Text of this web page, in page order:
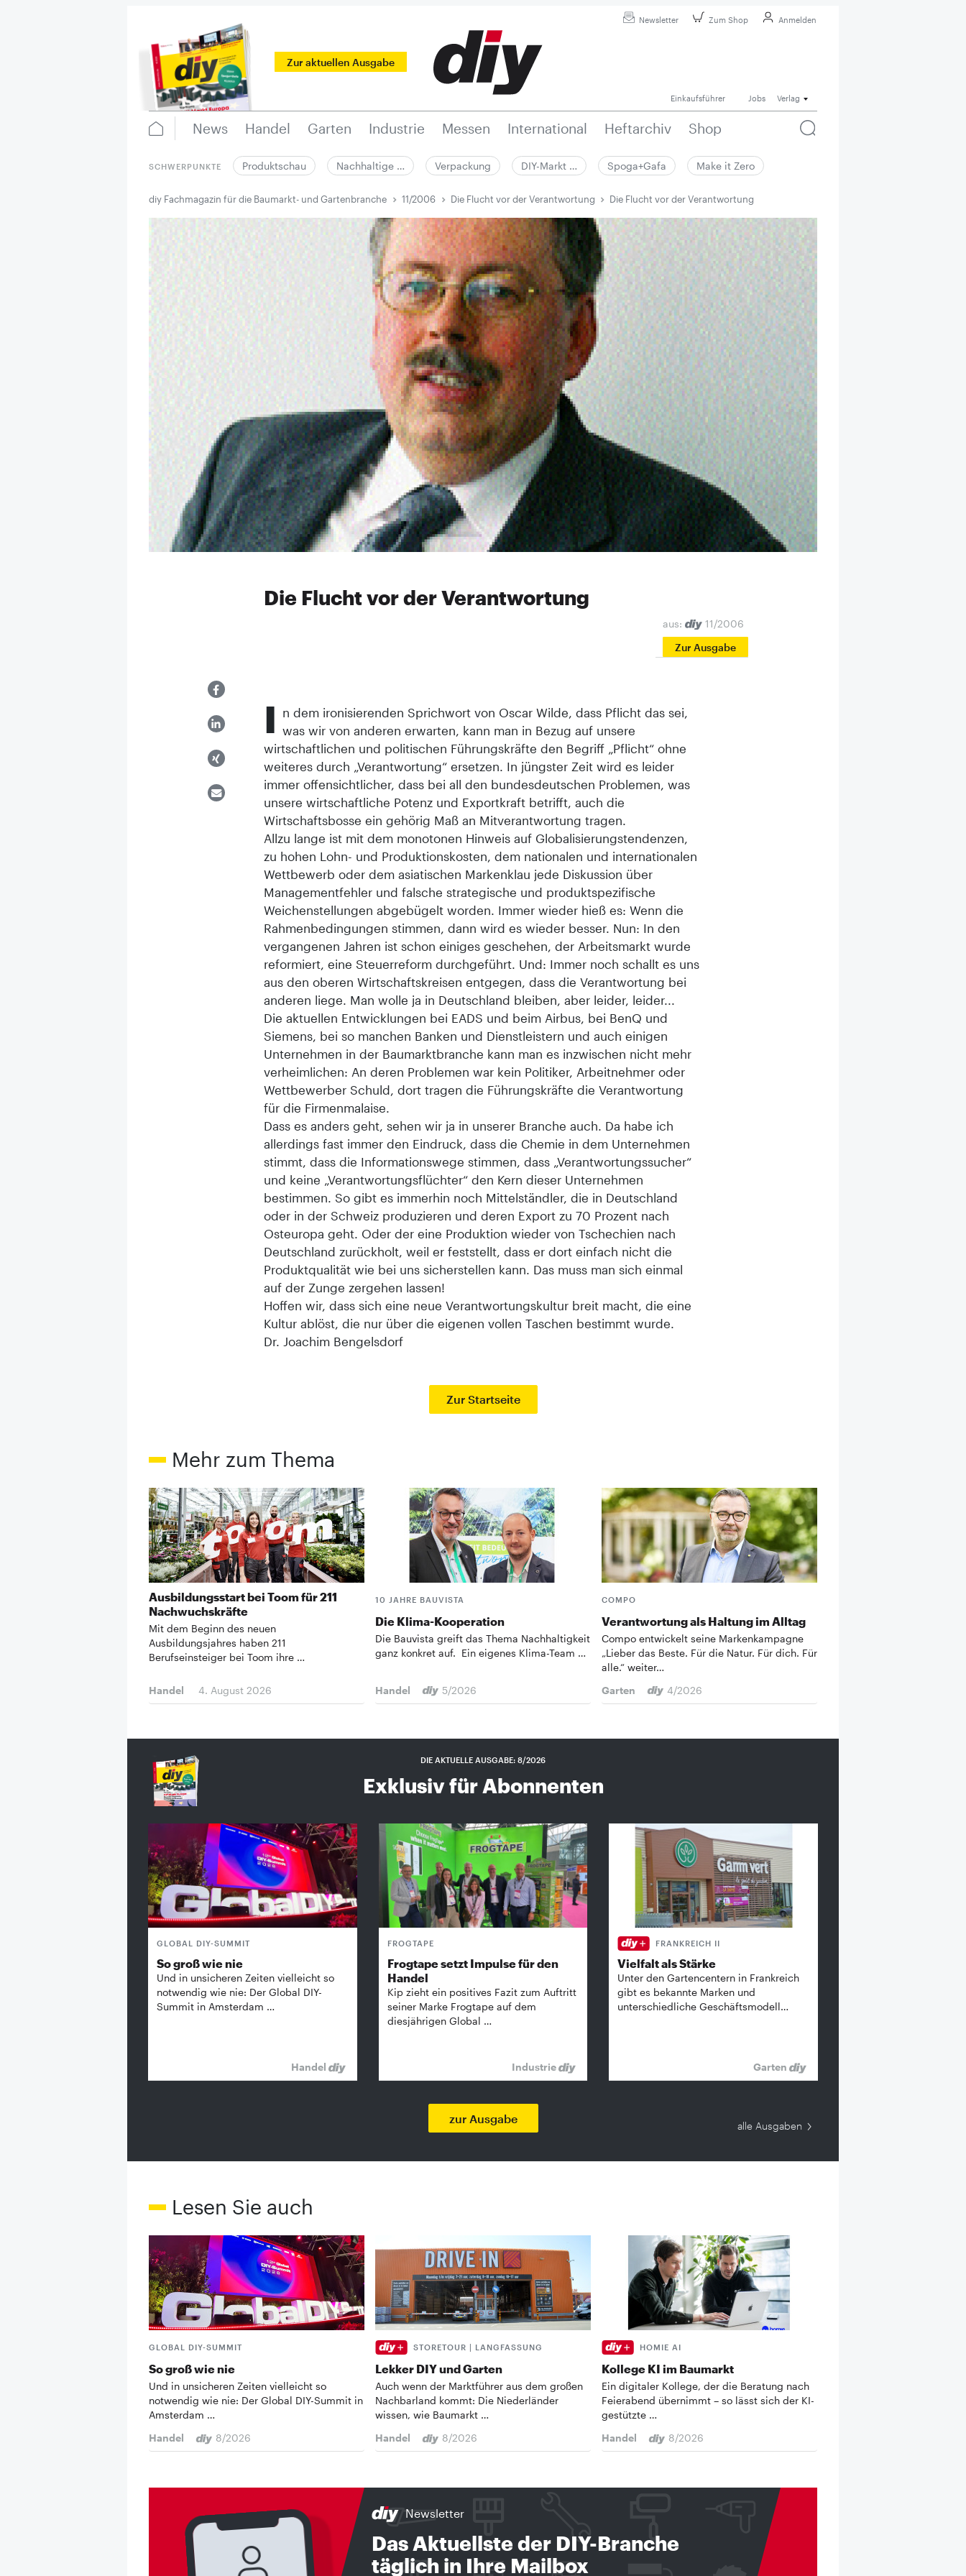
Newsletter Zum Shop Anmelden
Zur aktuellen Ausgabe
Einkaufsführer Jobs Verlag
News Handel Garten Industrie Messen International Heftarchiv Shop
SCHWERPUNKTE Produktschau Nachhaltige … Verpackung DIY-Markt … Spoga+Gafa Make it Zero
diy Fachmagazin für die Baumarkt- und Gartenbranche 11/2006 Die Flucht vor der Verantwortung Die Flucht vor der Verantwortung
Die Flucht vor der Verantwortung
aus:
11/2006
Zur Ausgabe
I n dem ironisierenden Sprichwort von Oscar Wilde, dass Pflicht das sei,
was wir von anderen erwarten, kann man in Bezug auf unsere
wirtschaftlichen und politischen Führungskräfte den Begriff „Pflicht“ ohne
weiteres durch „Verantwortung“ ersetzen. In jüngster Zeit wird es leider
immer offensichtlicher, dass bei all den bundesdeutschen Problemen, was
unsere wirtschaftliche Potenz und Exportkraft betrifft, auch die
Wirtschaftsbosse ein gehörig Maß an Mitverantwortung tragen.
Allzu lange ist mit dem monotonen Hinweis auf Globalisierungstendenzen,
zu hohen Lohn- und Produktionskosten, dem nationalen und internationalen
Wettbewerb oder dem asiatischen Markenklau jede Diskussion über
Managementfehler und falsche strategische und produktspezifische
Weichenstellungen abgebügelt worden. Immer wieder hieß es: Wenn die
Rahmenbedingungen stimmen, dann wird es wieder besser. Nun: In den
vergangenen Jahren ist schon einiges geschehen, der Arbeitsmarkt wurde
reformiert, eine Steuerreform durchgeführt. Und: Immer noch schallt es uns
aus den oberen Wirtschaftskreisen entgegen, dass die Verantwortung bei
anderen liege. Man wolle ja in Deutschland bleiben, aber leider, leider...
Die aktuellen Entwicklungen bei EADS und beim Airbus, bei BenQ und
Siemens, bei so manchen Banken und Dienstleistern und auch einigen
Unternehmen in der Baumarktbranche kann man es inzwischen nicht mehr
verheimlichen: An deren Problemen war kein Politiker, Arbeitnehmer oder
Wettbewerber Schuld, dort tragen die Führungskräfte die Verantwortung
für die Firmenmalaise.
Dass es anders geht, sehen wir ja in unserer Branche auch. Da habe ich
allerdings fast immer den Eindruck, dass die Chemie in dem Unternehmen
stimmt, dass die Informationswege stimmen, dass „Verantwortungssucher“
und keine „Verantwortungsflüchter“ den Kern dieser Unternehmen
bestimmen. So gibt es immerhin noch Mittelständler, die in Deutschland
oder in der Schweiz produzieren und deren Export zu 70 Prozent nach
Osteuropa geht. Oder der eine Produktion wieder von Tschechien nach
Deutschland zurückholt, weil er feststellt, dass er dort einfach nicht die
Produktqualität wie bei uns sicherstellen kann. Das muss man sich einmal
auf der Zunge zergehen lassen!
Hoffen wir, dass sich eine neue Verantwortungskultur breit macht, die eine
Kultur ablöst, die nur über die eigenen vollen Taschen bestimmt wurde.
Dr. Joachim Bengelsdorf
Zur Startseite
Mehr zum Thema
Ausbildungsstart bei Toom für 211
Nachwuchskräfte
Mit dem Beginn des neuen
Ausbildungsjahres haben 211
Berufseinsteiger bei Toom ihre …
Handel 4. August 2026
10 JAHRE BAUVISTA
Die Klima-Kooperation
Die Bauvista greift das Thema Nachhaltigkeit
ganz konkret auf. Ein eigenes Klima-Team …
Handel 5/2026
COMPO
Verantwortung als Haltung im Alltag
Compo entwickelt seine Markenkampagne
„Lieber das Beste. Für die Natur. Für dich. Für
alle.“ weiter…
Garten
4/2026
DIE AKTUELLE AUSGABE: 8/2026
Exklusiv für Abonnenten
GLOBAL DIY-SUMMIT
So groß wie nie
Und in unsicheren Zeiten vielleicht so
notwendig wie nie: Der Global DIY-
Summit in Amsterdam …
Handel
FROGTAPE
Frogtape setzt Impulse für den
Handel
Kip zieht ein positives Fazit zum Auftritt
seiner Marke Frogtape auf dem
diesjährigen Global …
Industrie
FRANKREICH II
Vielfalt als Stärke
Unter den Gartencentern in Frankreich
gibt es bekannte ­Marken und
unterschiedliche Geschäftsmodell…
Garten
zur Ausgabe
alle Ausgaben
Lesen Sie auch
GLOBAL DIY-SUMMIT
So groß wie nie
Und in unsicheren Zeiten vielleicht so
notwendig wie nie: Der Global DIY-Summit in
Amsterdam …
Handel
8/2026
STORETOUR | LANGFASSUNG
Lekker DIY und Garten
Auch wenn der Marktführer aus dem großen
Nachbarland kommt: Die Niederländer
wissen, wie Baumarkt …
Handel
8/2026
HOMIE AI
Kollege KI im Baumarkt
Ein digitaler Kollege, der die Beratung nach
Feierabend übernimmt – so lässt sich der KI-
gestützte …
Handel
8/2026
Newsletter
Das Aktuellste der DIY-Branche
täglich in Ihre Mailbox